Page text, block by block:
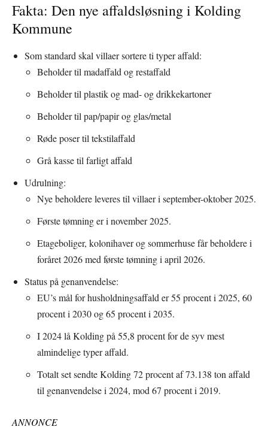
Fakta: Den nye affaldsløsning i Kolding
Kommune
Som standard skal villaer sortere ti typer affald:
Beholder til madaffald og restaffald
Beholder til plastik og mad- og drikkekartoner
Beholder til pap/papir og glas/metal
Røde poser til tekstilaffald
Grå kasse til farligt affald
Udrulning:
Nye beholdere leveres til villaer i september-oktober 2025.
Første tømning er i november 2025.
Etageboliger, kolonihaver og sommerhuse får beholdere i
foråret 2026 med første tømning i april 2026.
Status på genanvendelse:
EU’s mål for husholdningsaffald er 55 procent i 2025, 60
procent i 2030 og 65 procent i 2035.
I 2024 lå Kolding på 55,8 procent for de syv mest
almindelige typer affald.
Totalt set sendte Kolding 72 procent af 73.138 ton affald
til genanvendelse i 2024, mod 67 procent i 2019.
ANNONCE